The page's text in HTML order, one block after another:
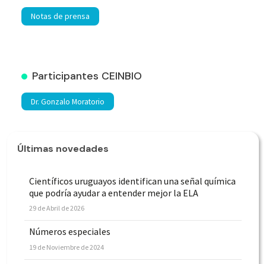
Notas de prensa
Participantes CEINBIO
Dr. Gonzalo Moratorio
Últimas novedades
Científicos uruguayos identifican una señal química
que podría ayudar a entender mejor la ELA
29 de Abril de 2026
Números especiales
19 de Noviembre de 2024